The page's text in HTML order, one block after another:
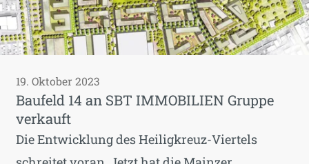
19. Oktober 2023
Baufeld 14 an SBT IMMOBILIEN Gruppe
verkauft
Die Entwicklung des Heiligkreuz-Viertels